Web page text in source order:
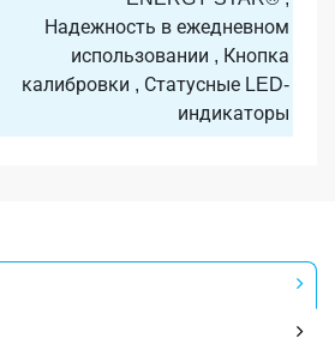
Надежность в ежедневном
использовании , Кнопка
калибровки , Статусные LED-
индикаторы